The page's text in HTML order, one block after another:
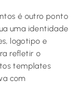
é outro ponto
uma identidade
logotipo e
refletir o
templates
com